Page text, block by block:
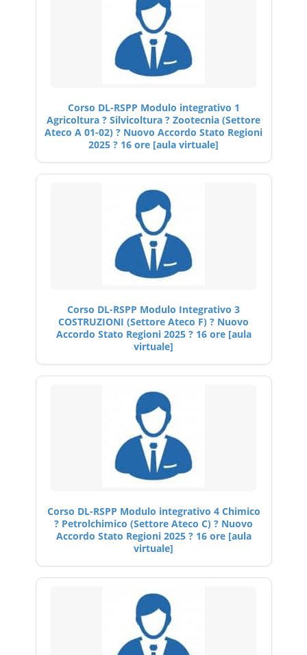
Corso DL-RSPP Modulo integrativo 1
Agricoltura ? Silvicoltura ? Zootecnia (Settore
Ateco A 01-02) ? Nuovo Accordo Stato Regioni
2025 ? 16 ore [aula virtuale]
Corso DL-RSPP Modulo Integrativo 3
COSTRUZIONI (Settore Ateco F) ? Nuovo
Accordo Stato Regioni 2025 ? 16 ore [aula
virtuale]
Corso DL-RSPP Modulo integrativo 4 Chimico
? Petrolchimico (Settore Ateco C) ? Nuovo
Accordo Stato Regioni 2025 ? 16 ore [aula
virtuale]